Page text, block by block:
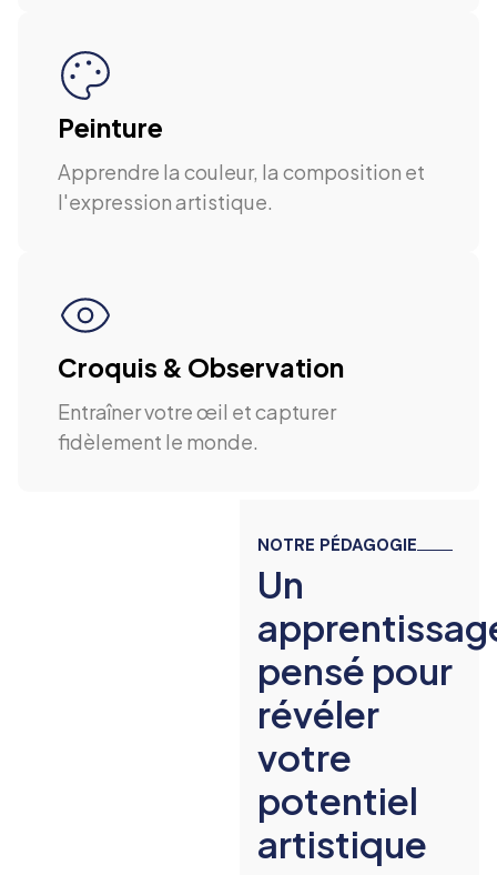
Peinture
Apprendre la couleur, la composition et
l'expression artistique.
Croquis & Observation
Entraîner votre œil et capturer
fidèlement le monde.
NOTRE PÉDAGOGIE
Un
pensé pour
révéler
votre
potentiel
artistique